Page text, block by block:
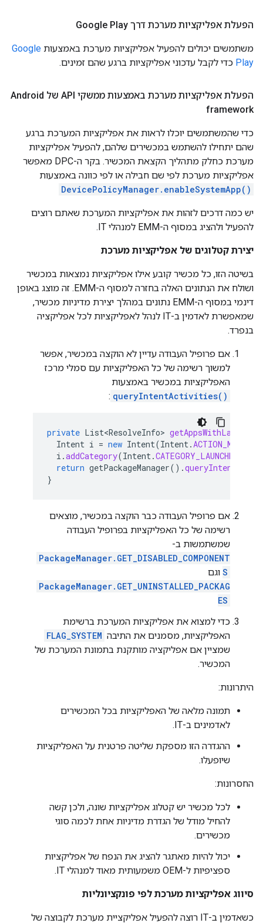
הפעלת אפליקציות מערכת דרך Google Play
משתמשים יכולים להפעיל אפליקציות מערכת באמצעות Google
Play כדי לקבל עדכוני אפליקציות ברגע שהם זמינים.
הפעלת אפליקציות מערכת באמצעות ממשקי API של Android
framework
כדי שהמשתמשים יוכלו לראות את אפליקציות המערכת ברגע
שהם יתחילו להשתמש במכשירים שלהם, להפעיל אפליקציות
מערכת כחלק מתהליך הקצאת המכשיר. בקר ה-DPC מאפשר
אפליקציות מערכת לפי שם חבילה או לפי כוונה באמצעות
DevicePolicyManager.enableSystemApp()
יש כמה דרכים לזהות את אפליקציות המערכת שאתם רוצים
להפעיל ולהציג במסוף ה-EMM למנהלי IT.
יצירת קטלוגים של אפליקציות מערכת
בשיטה הזו, כל מכשיר קובע אילו אפליקציות נמצאות במכשיר
ושולח את הנתונים האלה בחזרה למסוף ה-EMM. זה מוצג באופן
דינמי במסוף ה-EMM נתונים במהלך יצירת מדיניות מכשיר,
שמאפשרת לאדמין ב-IT לנהל לאפליקציות לכל אפליקציה
בנפרד.
אם פרופיל העבודה עדיין לא הוקצה במכשיר, אפשר
למשוך רשימה של כל האפליקציות עם סמלי מרכז
האפליקציות במכשיר באמצעות
queryIntentActivities()
:
private List<ResolveInfo> getAppsWithLauncher
Intent i = new Intent(Intent.ACTION_MAIN
i .addCategory(Intent.CATEGORY_LAUNCHER
return getPackageManager().
}
אם פרופיל העבודה כבר הוקצה במכשיר, מוצאים
רשימה של כל האפליקציות בפרופיל העבודה
שמשתמשות ב-
PackageManager.GET_DISABLED_COMPONENT
S וגם
PackageManager.GET_UNINSTALLED_PACKAG
ES
כדי למצוא את אפליקציות המערכת ברשימת
האפליקציות, מסמנים את התיבה FLAG_SYSTEM
שמציין אם אפליקציה מותקנת בתמונת המערכת של
המכשיר.
היתרונות:
תמונה מלאה של האפליקציות בכל המכשירים
לאדמינים ב-IT.
ההגדרה הזו מספקת שליטה פרטנית על האפליקציות
שיופעלו.
החסרונות:
לכל מכשיר יש קטלוג אפליקציות שונה, ולכן קשה
להחיל מודל של הגדרת מדיניות אחת לכמה סוגי
מכשירים.
יכול להיות מאתגר להציג את הנפח של אפליקציות
ספציפיות ל-OEM משמעותית מאוד למנהלי IT.
סיווג אפליקציות מערכת לפי פונקציונליות
כשאדמין ב-IT רוצה להפעיל אפליקציית מערכת לקבוצה של